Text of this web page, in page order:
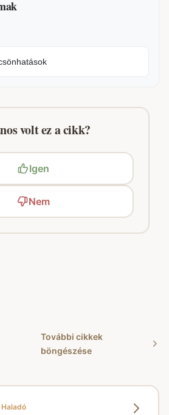
volt ez a cikk?
Igen
Nem
További cikkek
böngészése
Haladó